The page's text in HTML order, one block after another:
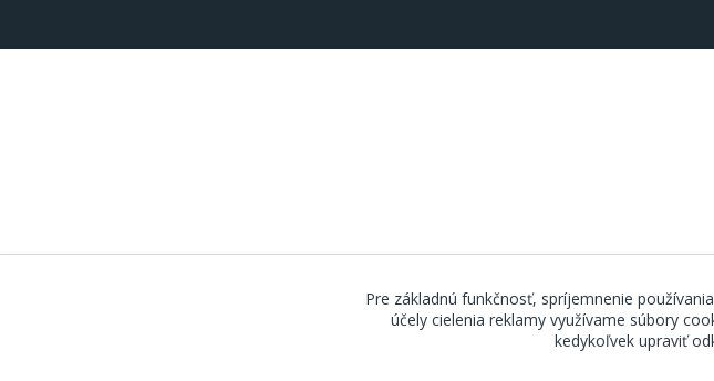
Pre základnú funkčnosť, spríjemnenie
účely cielenia reklamy využívame súbory
kedykoľvek upraviť